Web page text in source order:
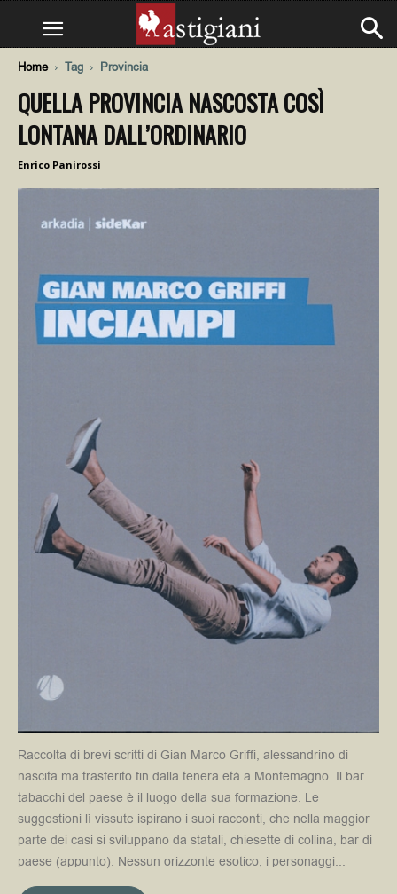
Home Tag Provincia
QUELLA PROVINCIA NASCOSTA COSÌ
LONTANA DALL’ORDINARIO
Enrico Panirossi
Raccolta di brevi scritti di Gian Marco Griffi, alessandrino di
nascita ma trasferito fin dalla tenera età a Montemagno. Il bar
tabacchi del paese è il luogo della sua formazione. Le
suggestioni lì vissute ispirano i suoi racconti, che nella maggior
parte dei casi si sviluppano da statali, chiesette di collina, bar di
paese (appunto). Nessun orizzonte esotico, i personaggi...